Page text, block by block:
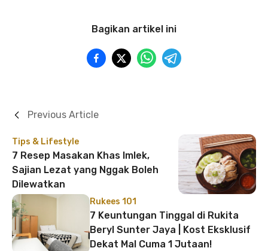
Bagikan artikel ini
Tips & Lifestyle
7 Resep Masakan Khas Imlek,
Sajian Lezat yang Nggak Boleh
Dilewatkan
Previous Article
Rukees 101
7 Keuntungan Tinggal di Rukita
Beryl Sunter Jaya | Kost Eksklusif
Dekat Mal Cuma 1 Jutaan!